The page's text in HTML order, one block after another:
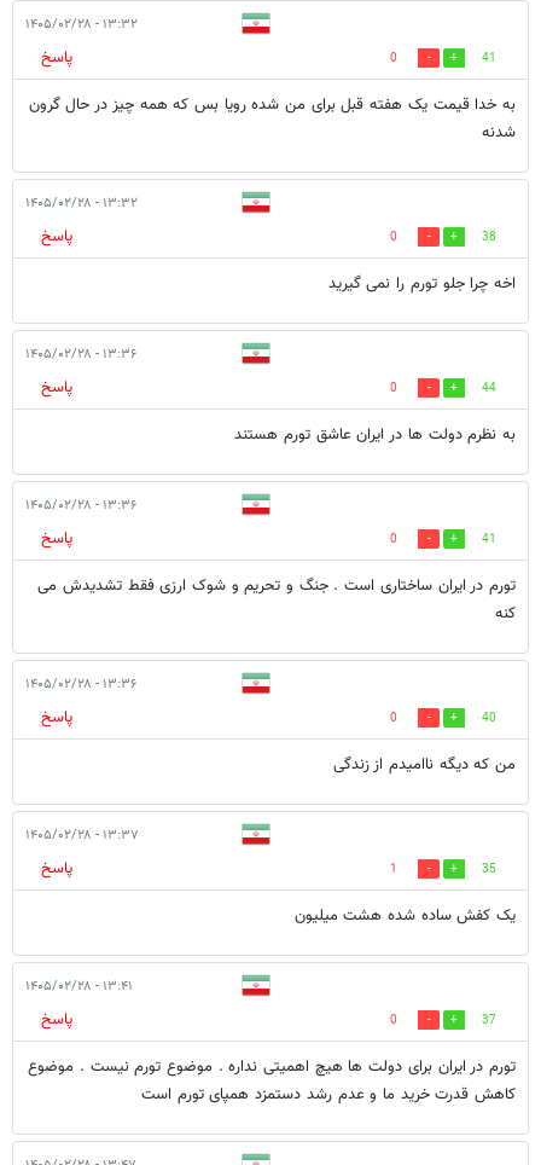
۱۳:۳۲ - ۱۴۰۵/۰۲/۲۸
41
0
پاسخ
به خدا قیمت یک هفته قبل برای من شده رویا بس که همه چیز در حال گرون
شدنه
۱۳:۳۲ - ۱۴۰۵/۰۲/۲۸
38
0
پاسخ
اخه چرا جلو تورم را نمی گیرید
۱۳:۳۶ - ۱۴۰۵/۰۲/۲۸
44
0
پاسخ
به نظرم دولت ها در ایران عاشق تورم هستند
۱۳:۳۶ - ۱۴۰۵/۰۲/۲۸
41
0
پاسخ
تورم در ایران ساختاری است . جنگ و تحریم و شوک ارزی فقط تشدیدش می
کنه
۱۳:۳۶ - ۱۴۰۵/۰۲/۲۸
40
0
پاسخ
من که دیگه ناامیدم از زندگی
۱۳:۳۷ - ۱۴۰۵/۰۲/۲۸
35
1
پاسخ
یک کفش ساده شده هشت میلیون
۱۳:۴۱ - ۱۴۰۵/۰۲/۲۸
37
0
پاسخ
تورم در ایران برای دولت ها هیچ اهمیتی نداره . موضوع تورم نیست . موضوع
کاهش قدرت خرید ما و عدم رشد دستمزد همپای تورم است